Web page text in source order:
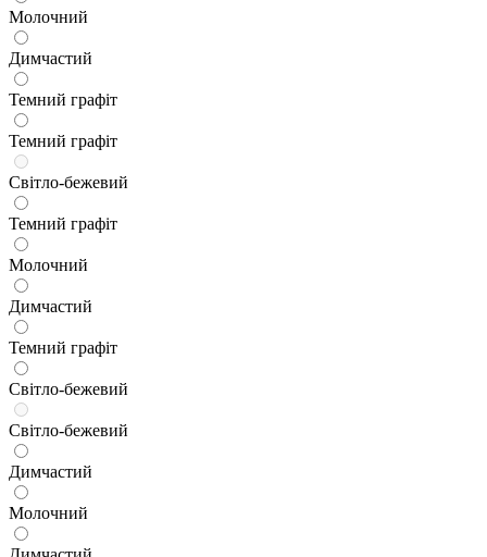
Молочний
Димчастий
Темний графіт
Темний графіт
Світло-бежевий
Темний графіт
Молочний
Димчастий
Темний графіт
Світло-бежевий
Світло-бежевий
Димчастий
Молочний